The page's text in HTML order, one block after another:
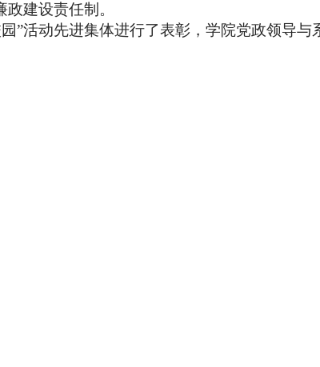
建设责任制。
”活动先进集体进行了表彰，学院党政领导